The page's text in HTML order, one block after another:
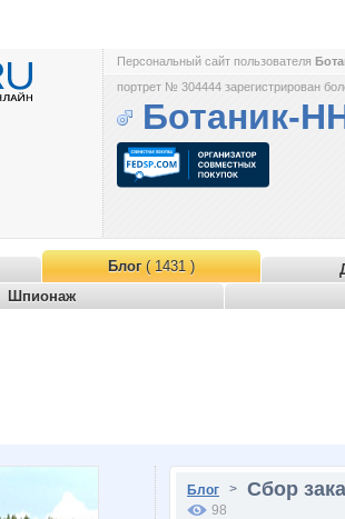
Персональный сайт пользователя
портрет № 304444 зарегистрирован
Ботаник-
Блог( 1431 )
Шпионаж
Блог > Сбор
98